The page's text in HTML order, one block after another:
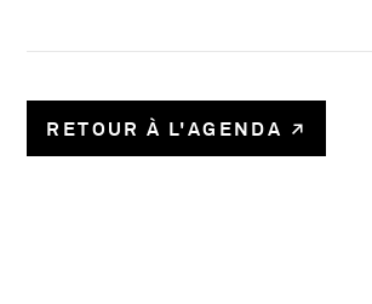
RETOUR À L'AGENDA